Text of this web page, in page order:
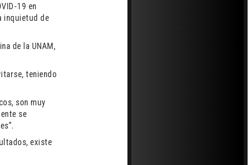
19 en
inquietud de
de la UNAM,
teniendo
son muy
se
existe